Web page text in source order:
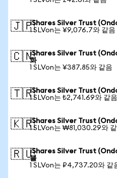
🇯🇵iShares Silver Trust
1 SLVon는 ¥9,076.7와 같음
🇨🇳iShares Silver Trust
화
1 SLVon는 ¥387.85와 같음
🇹🇷iShares Silver Trust
1 SLVon는 ₺2,741.69와 같음
🇰🇷iShares Silver Trust
1 SLVon는 ₩81,030.29와
🇷🇺iShares Silver Trust
블
1 SLVon는 ₽4,737.20와 같